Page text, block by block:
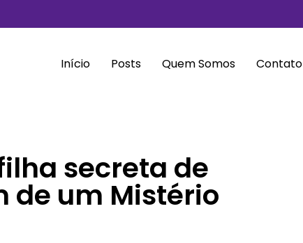
Início Posts Quem Somos Contato
secreta de
de um Mistério